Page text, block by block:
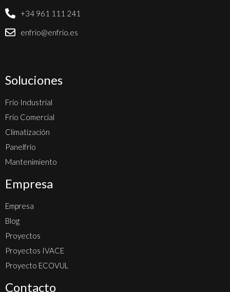
+34 961 111 241
enfrio@enfrio.es
Soluciones
Frío Industrial
Frío Comercial
Climatización
Panelfrío
Mantenimiento
Empresa
Empresa
Blog
Proyectos
Proyectos IVACE
Proyecto ECOVUL
Contacto